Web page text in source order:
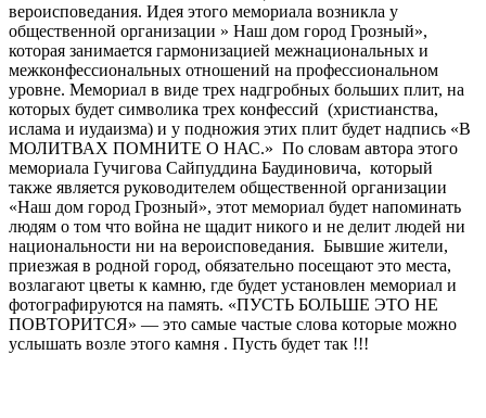
вероисповедания. Идея этого мемориала возникла у
общественной организации » Наш дом город Грозный»,
которая занимается гармонизацией межнациональных и
межконфессиональных отношений на профессиональном
уровне. Мемориал в виде трех надгробных больших плит, на
которых будет символика трех конфессий (христианства,
ислама и иудаизма) и у подножия этих плит будет надпись «В
МОЛИТВАХ ПОМНИТЕ О НАС.» По словам автора этого
мемориала Гучигова Сайпуддина Баудиновича, который
также является руководителем общественной организации
«Наш дом город Грозный», этот мемориал будет напоминать
людям о том что война не щадит никого и не делит людей ни
национальности ни на вероисповедания. Бывшие жители,
приезжая в родной город, обязательно посещают это места,
возлагают цветы к камню, где будет установлен мемориал и
фотографируются на память. «ПУСТЬ БОЛЬШЕ ЭТО НЕ
ПОВТОРИТСЯ» — это самые частые слова которые можно
услышать возле этого камня . Пусть будет так !!!